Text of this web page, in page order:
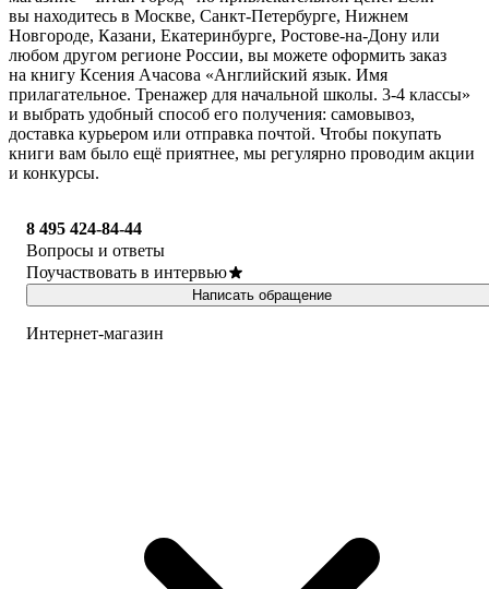
вы находитесь в Москве, Санкт-Петербурге, Нижнем
Новгороде, Казани, Екатеринбурге, Ростове-на-Дону или
любом другом регионе России, вы можете оформить заказ
на книгу Ксения Ачасова «Английский язык. Имя
прилагательное. Тренажер для начальной школы. 3-4 классы»
и выбрать удобный способ его получения: самовывоз,
доставка курьером или отправка почтой. Чтобы покупать
книги вам было ещё приятнее, мы регулярно проводим акции
и конкурсы.
8 495 424-84-44
Вопросы и ответы
Поучаствовать в интервью
Написать обращение
Интернет-магазин